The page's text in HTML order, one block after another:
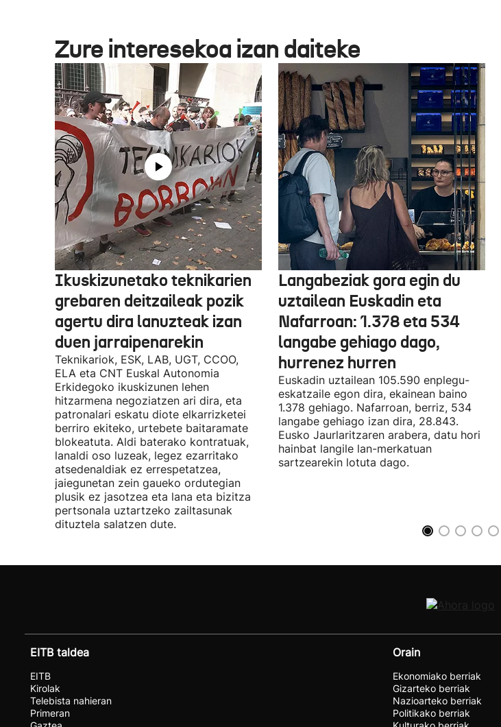
Zure interesekoa izan daiteke
Ikuskizunetako teknikarien
grebaren deitzaileak pozik
agertu dira lanuzteak izan
duen jarraipenarekin
Teknikariok, ESK, LAB, UGT, CCOO,
ELA eta CNT Euskal Autonomia
Erkidegoko ikuskizunen lehen
hitzarmena negoziatzen ari dira, eta
patronalari eskatu diote elkarrizketei
berriro ekiteko, urtebete baitaramate
blokeatuta. Aldi baterako kontratuak,
lanaldi oso luzeak, legez ezarritako
atsedenaldiak ez errespetatzea,
jaiegunetan zein gaueko ordutegian
plusik ez jasotzea eta lana eta bizitza
pertsonala uztartzeko zailtasunak
dituztela salatzen dute.
Langabeziak gora egin du
uztailean Euskadin eta
Nafarroan: 1.378 eta 534
langabe gehiago dago,
hurrenez hurren
Euskadin uztailean 105.590 enplegu-
eskatzaile egon dira, ekainean baino
1.378 gehiago. Nafarroan, berriz, 534
langabe gehiago izan dira, 28.843.
Eusko Jaurlaritzaren arabera, datu hori
hainbat langile lan-merkatuan
sartzearekin lotuta dago.
EITB taldea
EITB
Kirolak
Telebista nahieran
Primeran
Orain
Ekonomiako berriak
Gizarteko berriak
Nazioarteko berriak
Politikako berriak